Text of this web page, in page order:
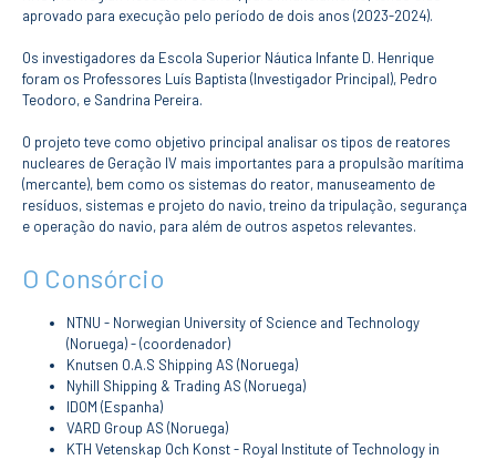
Contratação
Pública
Canal de Denúncia
Campus
Notícias
Agenda
Centenário ENIDH
Reconhecimento
de Habilitações
Estrangeiras
Licenciaturas
Cursos TeSP
Cursos de Curta
Duração
CANDIDATURAS
aprovado para execução pelo período de dois anos (2023-2024).
Os investigadores da Escola Superior Náutica Infante D. Henrique
foram os Professores Luís Baptista (Investigador Principal), Pedro
Teodoro, e Sandrina Pereira.
O projeto teve como objetivo principal analisar os tipos de reatores
nucleares de Geração IV mais importantes para a propulsão marítima
(mercante), bem como os sistemas do reator, manuseamento de
resíduos, sistemas e projeto do navio, treino da tripulação, segurança
e operação do navio, para além de outros aspetos relevantes.
O Consórcio
NTNU - Norwegian University of Science and Technology
(Noruega) - (coordenador)
Knutsen O.A.S Shipping AS (Noruega)
Nyhill Shipping & Trading AS (Noruega)
IDOM (Espanha)
VARD Group AS (Noruega)
KTH Vetenskap Och Konst - Royal Institute of Technology in